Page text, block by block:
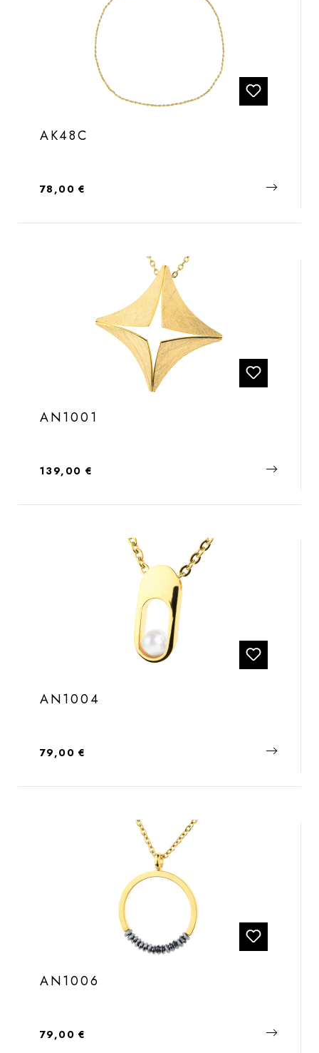
AK48C
Regulärer Preis:
78,00 €
AN1001
Regulärer Preis:
139,00 €
AN1004
Regulärer Preis:
79,00 €
AN1006
Regulärer Preis:
79,00 €